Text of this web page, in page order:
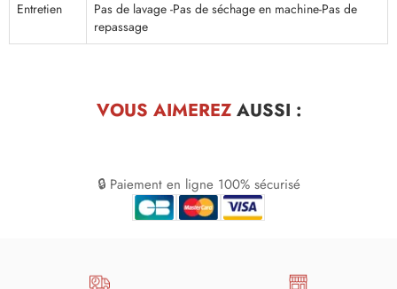
Entretien
Pas de lavage -Pas de séchage en machine-Pas de
repassage
VOUS AIMEREZAUSSI :
🔒 Paiement en ligne 100% sécurisé